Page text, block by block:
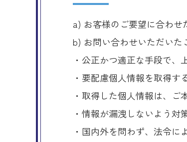
a) お客様のご要望に合わせ
b) お問い合わせいただいた
・公正かつ適正な手段で、
・要配慮個人情報を取得す
・取得した個人情報は、ご
・情報が漏洩しないよう対
・国内外を問わず、法令に